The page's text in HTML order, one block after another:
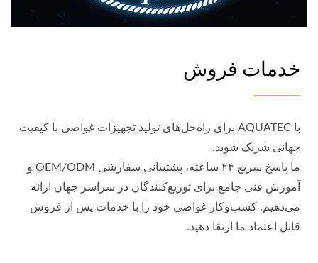
خدمات فروش
با AQUATEC برای راه‌حل‌های تولید تجهیزات غواصی با کیفیت
جهانی شریک شوید.
ما پاسخ سریع ۲۴ ساعته، پشتیبانی سفارشی OEM/ODM و
آموزش فنی جامع برای توزیع‌کنندگان در سراسر جهان ارائه
می‌دهیم. کسب‌وکار غواصی خود را با خدمات پس از فروش
قابل اعتماد ما ارتقا دهید.